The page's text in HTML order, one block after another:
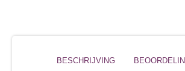
BESCHRIJVING